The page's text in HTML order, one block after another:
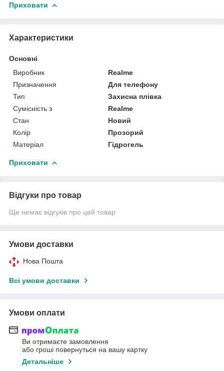
Приховати
Характеристики
Основні
Виробник
Realme
Призначення
Для телефону
Тип
Захисна плівка
Сумісність з
Realme
Стан
Новий
Колір
Прозорий
Матеріал
Гідрогель
Приховати
Відгуки про товар
Ще немає відгуків про цей товар
Умови доставки
Нова Пошта
Всі умови доставки
Умови оплати
Ви отримаєте замовлення
або гроші повернуться на вашу картку
Детальніше